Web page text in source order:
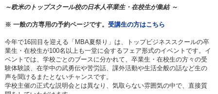
～欧米のトップスクール校の日本人卒業生・在校生が集結 ～
※ 一般の方専用の予約ページです。 受講生の方はこちら
今年で16回目を迎える「MBA夏祭り」は、トップビジネススクールの卒
業生・在校生が100名以上も一堂に会するフェア形式のイベントです。イ
ベントでは、学校ごとのブースに分かれて、卒業生・在校生の方々の受
験体験談、在学中の武勇伝や苦労話、課外活動や生活全般の話など生の
声を聞けるまたとないチャンスです。
学校主催の正式な説明会とは異なり、気取らない雰囲気の中で、直接質